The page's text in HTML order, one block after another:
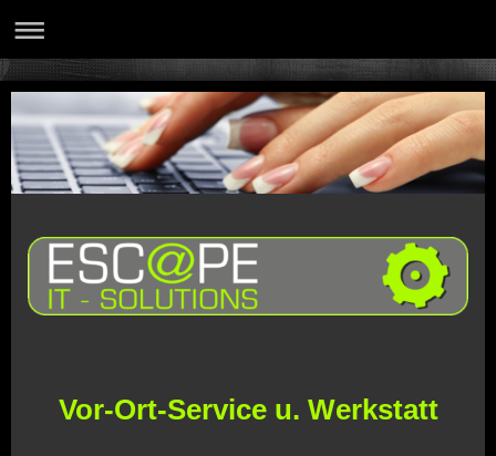
Vor-Ort-Service u. Werkstatt